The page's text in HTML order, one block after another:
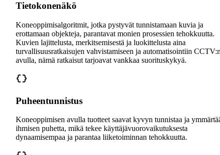
Tietokonenäkö
Koneoppimisalgoritmit, jotka pystyvät tunnistamaan kuvia ja
erottamaan objekteja, parantavat monien prosessien tehokkuutta.
Kuvien lajittelusta, merkitsemisestä ja luokittelusta aina
turvallisuusratkaisujen vahvistamiseen ja automatisointiin
avulla, nämä ratkaisut tarjoavat vankkaa suorituskykyä.
Puheentunnistus
Koneoppimisen avulla tuotteet saavat kyvyn tunnistaa ja
ihmisen puhetta, mikä tekee käyttäjävuorovaikutuksesta
dynaamisempaa ja parantaa liiketoiminnan tehokkuutta.